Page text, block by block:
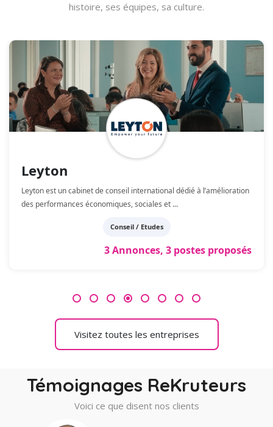
histoire, ses équipes, sa culture.
Leyton
Leyton est un cabinet de conseil international dédié à l’amélioration
des performances économiques, sociales et ...
Conseil / Etudes
3 Annonces, 3 postes proposés
4
Visitez toutes les entreprises
Témoignages ReKruteurs
Voici ce que disent nos clients